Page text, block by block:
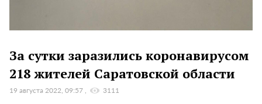
За сутки заразились коронавирусом
218 жителей Саратовской области
19 августа 2022, 09:57 3111